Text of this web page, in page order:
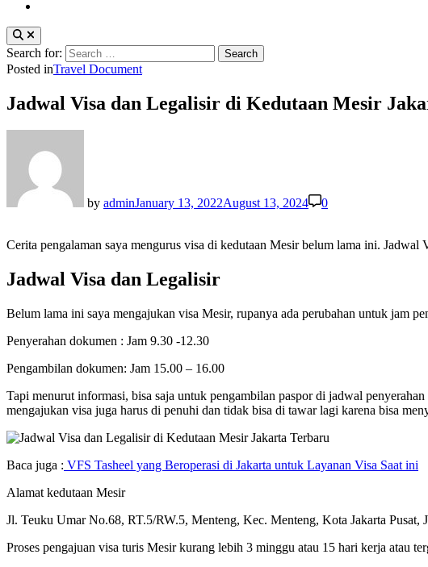
Search for:
Posted inTravel Document
Jadwal Visa dan Legalisir di Kedutaan Mesir
by adminJanuary 13, 2022August 13, 2024 0
Cerita pengalaman saya mengurus visa di kedutaan Mesir belum lama ini.
Jadwal Visa dan Legalisir
Belum lama ini saya mengajukan visa Mesir, rupanya ada perubahan untuk jam
Penyerahan dokumen : Jam 9.30 -12.30
Pengambilan dokumen: Jam 15.00 – 16.00
Tapi menurut informasi, bisa saja untuk pengambilan paspor di jadwal
mengajukan visa juga harus di penuhi dan tidak bisa di tawar lagi karena bisa
Baca juga : VFS Tasheel yang Beroperasi di Jakarta untuk Layanan Visa Saat ini
Alamat kedutaan Mesir
Jl. Teuku Umar No.68, RT.5/RW.5, Menteng, Kec. Menteng, Kota Jakarta Pusat,
Proses pengajuan visa turis Mesir kurang lebih 3 minggu atau 15 hari kerja atau